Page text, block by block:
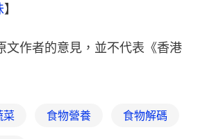
】
文作者的意見，並不代表《香港
菜 食物營養 食物解碼